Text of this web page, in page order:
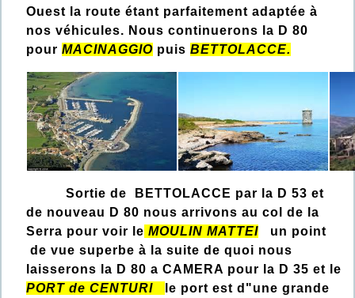
Ouest la route étant parfaitement adaptée à
nos véhicules. Nous continuerons la D 80
pour MACINAGGIO puis BETTOLACCE.
Sortie de BETTOLACCE par la D 53 et
de nouveau D 80 nous arrivons au col de la
Serra pour voir le MOULIN MATTEI un point
de vue superbe à la suite de quoi nous
laisserons la D 80 a CAMERA pour la D 35 et le
PORT de CENTUR​I
le port est d"une grande